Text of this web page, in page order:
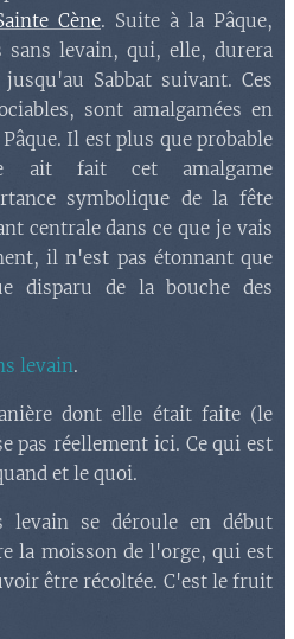
Cène. Suite à la Pâque,
sans levain, qui, elle, durera
Sabbat suivant. Ces
sont amalgamées en
Il est plus que probable
ait fait cet amalgame
symbolique de la fête
centrale dans ce que je vais
il n'est pas étonnant que
disparu de la bouche des
levain.
dont elle était faite (le
pas réellement ici. Ce qui est
et le quoi.
levain se déroule en début
la moisson de l'orge, qui est
être récoltée. C'est le fruit